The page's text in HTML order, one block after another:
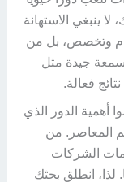
ينبغي الاستهانة
وتخصص، بل من
جيدة مثل
فعالة.
أهمية الدور الذي
المعاصر. من
الشركات
لذا، انطلق بحثك